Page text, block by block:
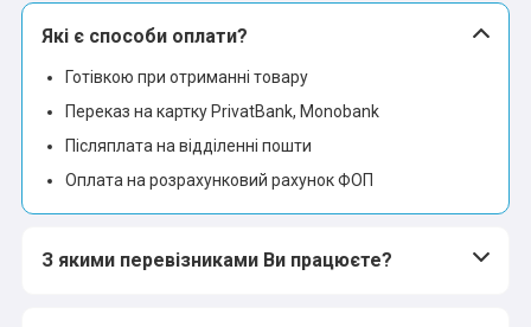
Які є способи оплати?
Готівкою при отриманні товару
Переказ на картку PrivatBank, Monobank
Післяплата на відділенні пошти
Оплата на розрахунковий рахунок ФОП
З якими перевізниками Ви працюєте?